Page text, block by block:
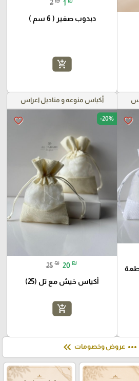
2 1
دبدوب صغير ( 6 سم )
add_shopping_cart
favorite_border
أكياس منوعه و مناديل اعراس
favorite_border -20%
25 ₪ 20 ₪
أكياس خيش مع تل (25)
add_shopping_cart
more_horiz عروض وخصومات keyboard_double_arrow_left